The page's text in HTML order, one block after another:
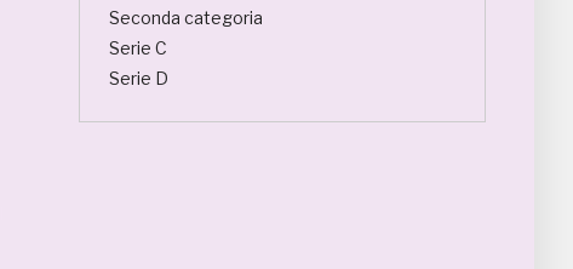
Seconda categoria
Serie C
Serie D